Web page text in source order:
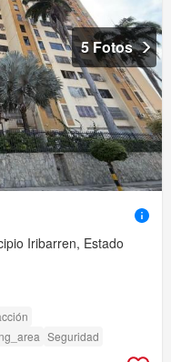
5 Fotos
Iribarren, Estado
Seguridad